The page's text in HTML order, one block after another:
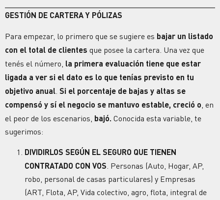
GESTIÓN DE CARTERA Y PÓLIZAS
Para empezar, lo primero que se sugiere es bajar un listado
con el total de clientes que posee la cartera. Una vez que
tenés el número, la primera evaluación tiene que estar
ligada a ver si el dato es lo que tenías previsto en tu
objetivo anual Si el porcentaje de bajas y altas se
compensó y sí el negocio se mantuvo estable, creció o , en
el peor de los escenarios, bajó. Conocida esta variable, te
sugerimos:
DIVIDIRLOS SEGÚN EL SEGURO QUE TIENEN
CONTRATADO CON VOS. Personas (Auto, Hogar, AP,
robo, personal de casas particulares) y Empresas
(ART, Flota, AP, Vida colectivo, agro, flota, integral de